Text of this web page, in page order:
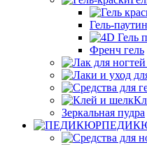
Гель-
Френч гель
Зеркальная пудра